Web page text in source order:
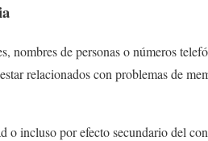
nombres de personas o números
relacionados con problemas de
o incluso por efecto secundario del